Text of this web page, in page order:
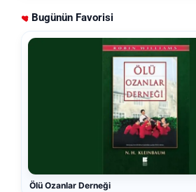
Bugünün Favorisi
Ölü Ozanlar Derneği